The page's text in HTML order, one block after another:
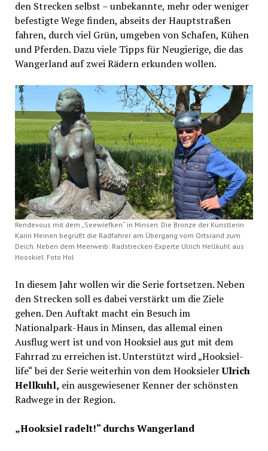
den Strecken selbst – unbekannte, mehr oder weniger
befestigte Wege finden, abseits der Hauptstraßen
fahren, durch viel Grün, umgeben von Schafen, Kühen
und Pferden. Dazu viele Tipps für Neugierige, die das
Wangerland auf zwei Rädern erkunden wollen.
Rendevous mit dem „Seewiefken“ in Minsen. Die Bronze der Künstlerin
Karin Meinen begrüßt die Radfahrer am Übergang vom Ortsrand zum
Deich. Neben dem Meerweib: Radstrecken-Experte Ulrich Hellkuhl aus
Hooskiel. Foto Hol
In diesem Jahr wollen wir die Serie fortsetzen. Neben
den Strecken soll es dabei verstärkt um die Ziele
gehen. Den Auftakt macht ein Besuch im
Nationalpark-Haus in Minsen, das allemal einen
Ausflug wert ist und von Hooksiel aus gut mit dem
Fahrrad zu erreichen ist. Unterstützt wird „Hooksiel-
life“ bei der Serie weiterhin von dem HooksielerUlrich
Hellkuhl, ein ausgewiesener Kenner der schönsten
Radwege in der Region.
„Hooksiel radelt!“ durchs Wangerland